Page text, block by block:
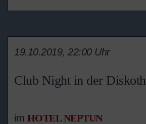
Club Night in der
19.10.2019, 22:00 Uhr
im HOTEL NEPTUN